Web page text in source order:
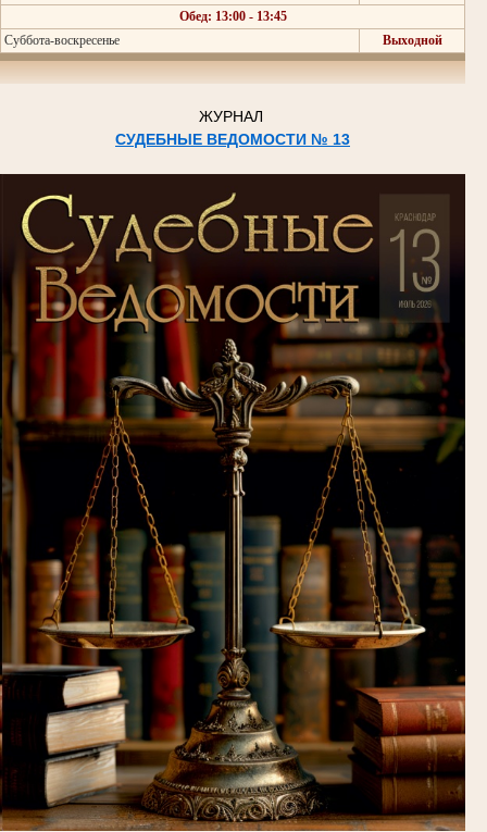
Обед: 13:00 - 13:45
Суббота-воскресенье
Выходной
ЖУРНАЛ
СУДЕБНЫЕ ВЕДОМОСТИ № 13